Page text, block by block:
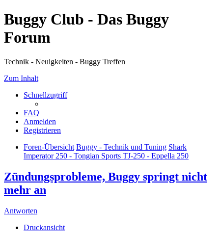
Buggy Club - Das Buggy
Forum
Technik - Neuigkeiten - Buggy Treffen
Zum Inhalt
Schnellzugriff
FAQ
Anmelden
Registrieren
Foren-Übersicht Buggy - Technik und Tuning Shark
Imperator 250 - Tongian Sports TJ-250 - Eppella 250
Zündungsprobleme, Buggy springt nicht
mehr an
Antworten
Druckansicht